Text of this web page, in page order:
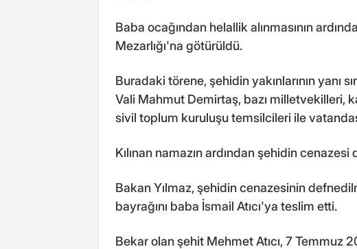
Baba ocağından helallik alınmasının
Mezarlığı'na götürüldü.
Buradaki törene, şehidin yakınlarının yanı
Vali Mahmut Demirtaş, bazı milletvekilleri,
sivil toplum kuruluşu temsilcileri ile
Kılınan namazın ardından şehidin
Bakan Yılmaz, şehidin cenazesinin
bayrağını baba İsmail Atıcı'ya teslim etti.
Bekar olan şehit Mehmet Atıcı, 7 Temmuz